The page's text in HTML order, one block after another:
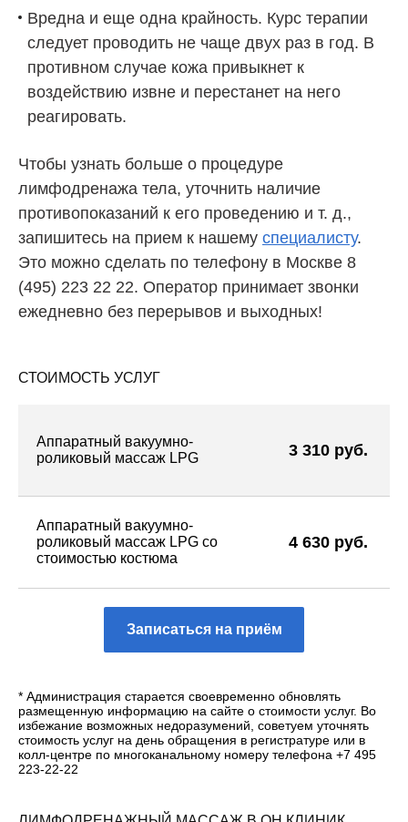
Вредна и еще одна крайность. Курс терапии
следует проводить не чаще двух раз в год. В
противном случае кожа привыкнет к
воздействию извне и перестанет на него
реагировать.
Чтобы узнать больше о процедуре
лимфодренажа тела, уточнить наличие
противопоказаний к его проведению и т. д.,
запишитесь на прием к нашему специалисту.
Это можно сделать по телефону в Москве 8
(495) 223 22 22. Оператор принимает звонки
ежедневно без перерывов и выходных!
СТОИМОСТЬ УСЛУГ
Аппаратный вакуумно-
роликовый массаж LPG
3 310 руб.
Аппаратный вакуумно-
роликовый массаж LPG со
стоимостью костюма
4 630 руб.
Записаться на приём
* Администрация старается своевременно обновлять
размещенную информацию на сайте о стоимости услуг. Во
избежание возможных недоразумений, советуем уточнять
стоимость услуг на день обращения в регистратуре или в
колл-центре по многоканальному номеру телефона +7 495
223-22-22